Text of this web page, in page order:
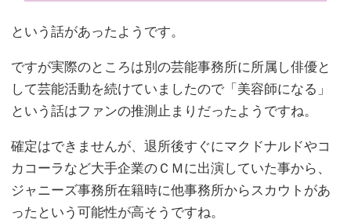
という話があったようです。
ですが実際のところは別の芸能事務所に所属し俳優と
して芸能活動を続けていましたので「美容師になる」
という話はファンの推測止まりだったようですね。
確定はできませんが、退所後すぐにマクドナルドやコ
カコーラなど大手企業のＣＭに出演していた事から、
ジャニーズ事務所在籍時に他事務所からスカウトがあ
ったという可能性が高そうですね。